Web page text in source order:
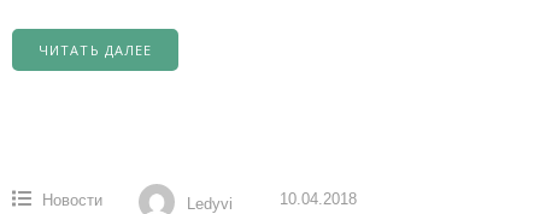
ЧИТАТЬ ДАЛЕЕ
Новости Ledyvi 10.04.2018